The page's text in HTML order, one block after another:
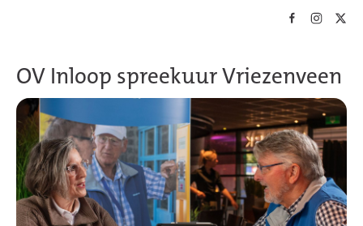
OV Inloop spreekuur Vriezenveen